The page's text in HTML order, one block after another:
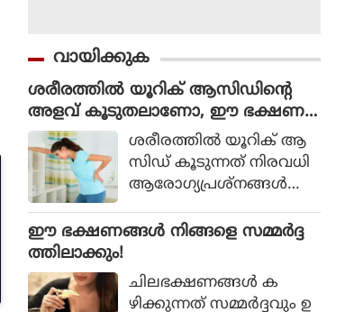
വായിക്കുക
ശരീരത്തില്‍ യൂറിക് ആസിഡിന്റെ
അളവ് കൂടുതലാണോ, ഈ ഭക്ഷണ
ങ്ങള്‍ കഴിക്കരുത്ശരീരത്തില്‍ യൂറിക് ആ
സിഡ് കൂടുന്നത് നിരവധി
ആരോഗ്യപ്രശ്‌നങ്ങള്‍ക്ക്
ജീവിതശൈലിയിലും ഭ
വരുത്തേണ്ടതുണ്ട്. പ്ര
ധാനമായും ഒഴിവാക്കേണ്ട
ഈ ഭക്ഷണങ്ങള്‍ നിങ്ങളെ സമ്മര്‍ദ്ദ
ത്തിലാക്കും!
ചിലഭക്ഷണങ്ങള്‍ ക
ഴിക്കുന്നത് സമ്മര്‍ദ്ദവും ഉ